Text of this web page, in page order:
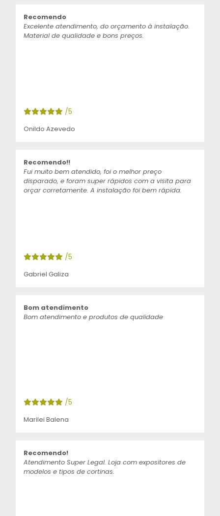
Recomendo
Excelente atendimento, do orçamento à instalação.
Material de qualidade e bons preços.
/5
Onildo Azevedo
Recomendo!!
Fui muito bem atendido, foi o melhor preço
disparado, e foram super rápidos com a visita para
orçar corretamente. A instalação foi bem rápida.
/5
Gabriel Galiza
Bom atendimento
Bom atendimento e produtos de qualidade
/5
Marilei Balena
Recomendo!
Atendimento Super Legal. Loja com expositores de
modelos e tipos de cortinas.